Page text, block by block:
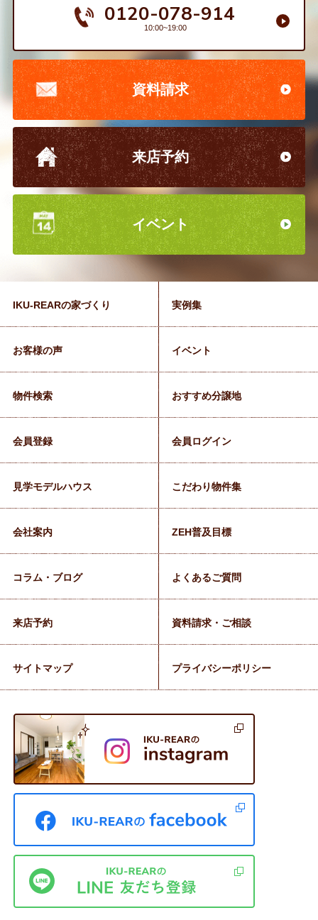
0120-078-914
10:00~19:00
資料請求
来店予約
イベント
IKU-REARの家づくり 実例集
お客様の声 イベント
物件検索 おすすめ分譲地
会員登録 会員ログイン
見学モデルハウス こだわり物件集
会社案内 ZEH普及目標
コラム・ブログ よくあるご質問
来店予約 資料請求・ご相談
サイトマップ プライバシーポリシー